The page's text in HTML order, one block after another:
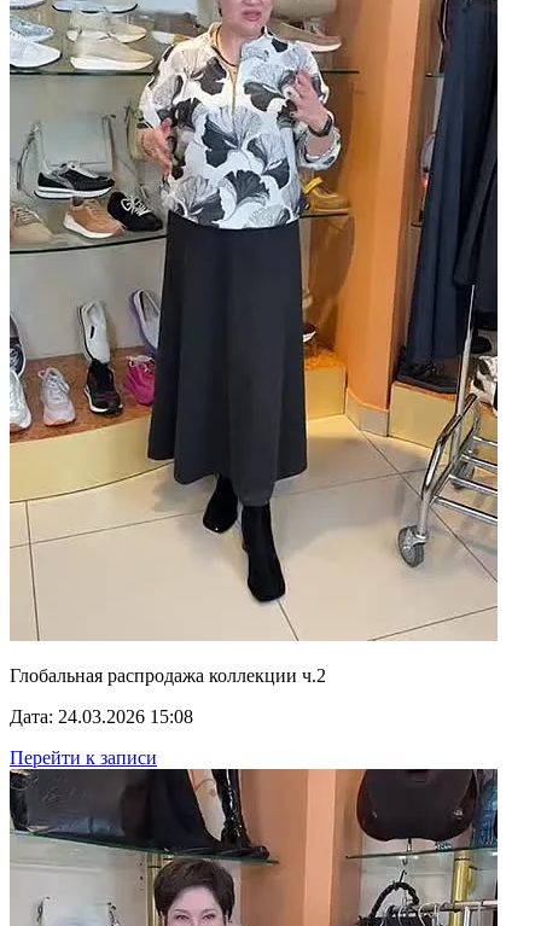
Глобальная распродажа коллекции ч.2
Дата: 24.03.2026 15:08
Перейти к записи